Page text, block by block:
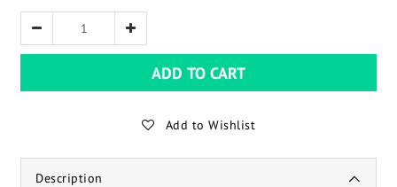
ADD TO CART
Add to Wishlist
Description